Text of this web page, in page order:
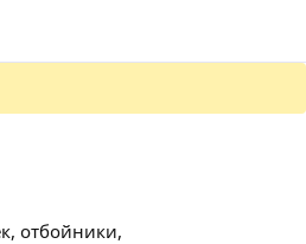
отбойники,